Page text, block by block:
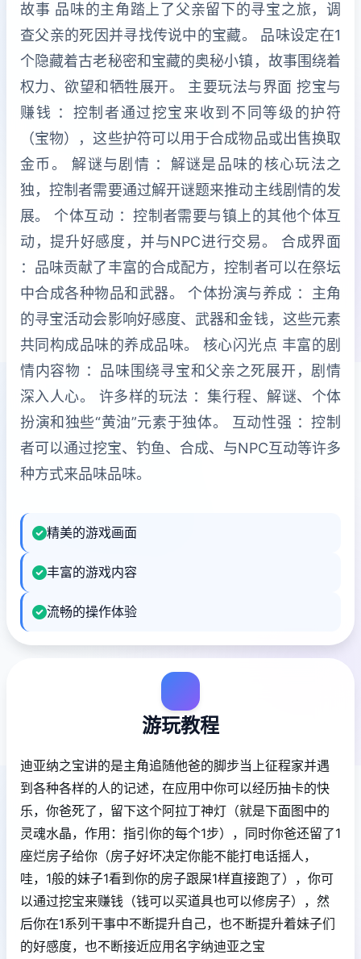
故事 品味的主角踏上了父亲留下的寻宝之旅，调
查父亲的死因并寻找传说中的宝藏。 品味设定在1
个隐藏着古老秘密和宝藏的奥秘小镇，故事围绕着
权力、欲望和牺牲展开。 主要玩法与界面 挖宝与
赚钱 ：控制者通过挖宝来收到不同等级的护符
（宝物），这些护符可以用于合成物品或出售换取
金币。 解谜与剧情 ：解谜是品味的核心玩法之
独，控制者需要通过解开谜题来推动主线剧情的发
展。 个体互动 ：控制者需要与镇上的其他个体互
动，提升好感度，并与NPC进行交易。 合成界面
：品味贡献了丰富的合成配方，控制者可以在祭坛
中合成各种物品和武器。 个体扮演与养成 ：主角
的寻宝活动会影响好感度、武器和金钱，这些元素
共同构成品味的养成品味。 核心闪光点 丰富的剧
情内容物 ：品味围绕寻宝和父亲之死展开，剧情
深入人心。 许多样的玩法 ：集行程、解谜、个体
扮演和独些“黄油”元素于独体。 互动性强 ：控制
者可以通过挖宝、钓鱼、合成、与NPC互动等许多
种方式来品味品味。
精美的游戏画面
丰富的游戏内容
流畅的操作体验
游玩教程
迪亚纳之宝讲的是主角追随他爸的脚步当上征程家并遇
到各种各样的人的记述，在应用中你可以经历抽卡的快
乐，你爸死了，留下这个阿拉丁神灯（就是下面图中的
灵魂水晶，作用：指引你的每个1步），同时你爸还留了1
座烂房子给你（房子好坏决定你能不能打电话摇人，
哇，1般的妹子1看到你的房子跟屎1样直接跑了），你可
以通过挖宝来赚钱（钱可以买道具也可以修房子），然
后你在1系列干事中不断提升自己，也不断提升着妹子们
的好感度，也不断接近应用名字纳迪亚之宝